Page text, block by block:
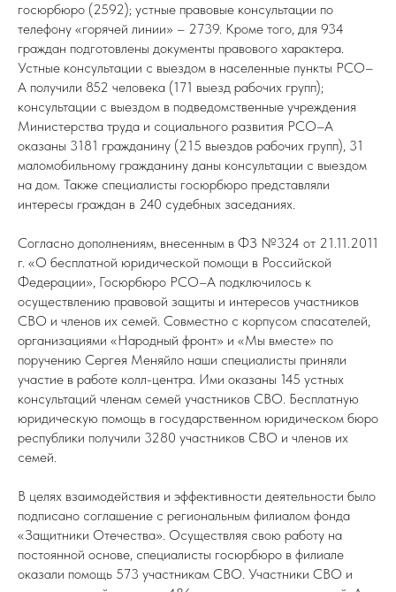
госюрбюро (2592); устные правовые консультации по
телефону «горячей линии» – 2739. Кроме того, для 934
граждан подготовлены документы правового характера.
Устные консультации с выездом в населенные пункты РСО–
А получили 852 человека (171 выезд рабочих групп);
консультации с выездом в подведомственные учреждения
Министерства труда и социального развития РСО–А
оказаны 3181 гражданину (215 выездов рабочих групп), 31
маломобильному гражданину даны консультации с выездом
на дом. Также специалисты госюрбюро представляли
интересы граждан в 240 судебных заседаниях.
Согласно дополнениям, внесенным в ФЗ №324 от 21.11.2011
г. «О бесплатной юридической помощи в Российской
Федерации», Госюрбюро РСО–А подключилось к
осуществлению правовой защиты и интересов участников
СВО и членов их семей. Совместно с корпусом спасателей,
организациями «Народный фронт» и «Мы вместе» по
поручению Сергея Меняйло наши специалисты приняли
участие в работе колл-центра. Ими оказаны 145 устных
консультаций членам семей участников СВО. Бесплатную
юридическую помощь в государственном юридическом бюро
республики получили 3280 участников СВО и членов их
семей.
В целях взаимодействия и эффективности деятельности было
подписано соглашение с региональным филиалом фонда
«Защитники Отечества». Осуществляя свою работу на
постоянной основе, специалисты госюрбюро в филиале
оказали помощь 573 участникам СВО. Участники СВО и